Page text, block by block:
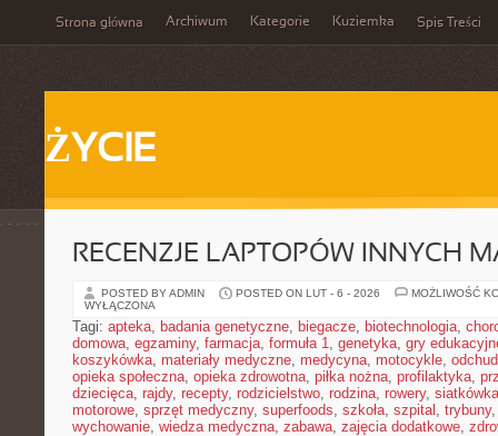
Strona główna Archiwum Kategorie Kuziemka Spis Treści
ŻYCIE
RECENZJE LAPTOPÓW INNYCH
POSTED BY ADMIN POSTED ON LUT - 6 - 2026
MOŻLIWOŚĆ
WYŁĄCZONA
Tagi: apteka, badania genetyczne, biegacze, biotechnologia,
domowa, egzaminy, farmacja, formuła 1, genetyka, gry
koszykówka, materiały medyczne, medycyna, motocykle,
opieka społeczna, opieka zdrowotna, piłka nożna, profilaktyka,
dziecięca, rajdy, recepty, rodzicielstwo, rodzina, rowery, siatkówka
motorowe, sprzęt medyczny, superfoods, szkoła, szpital , trybuny
wychowanie, wiedza medyczna, zabawa, zajęcia dodatkowe,